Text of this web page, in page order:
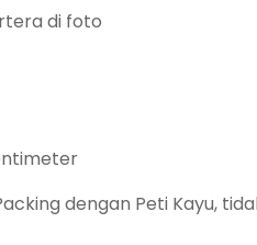
di foto
dengan Peti Kayu,